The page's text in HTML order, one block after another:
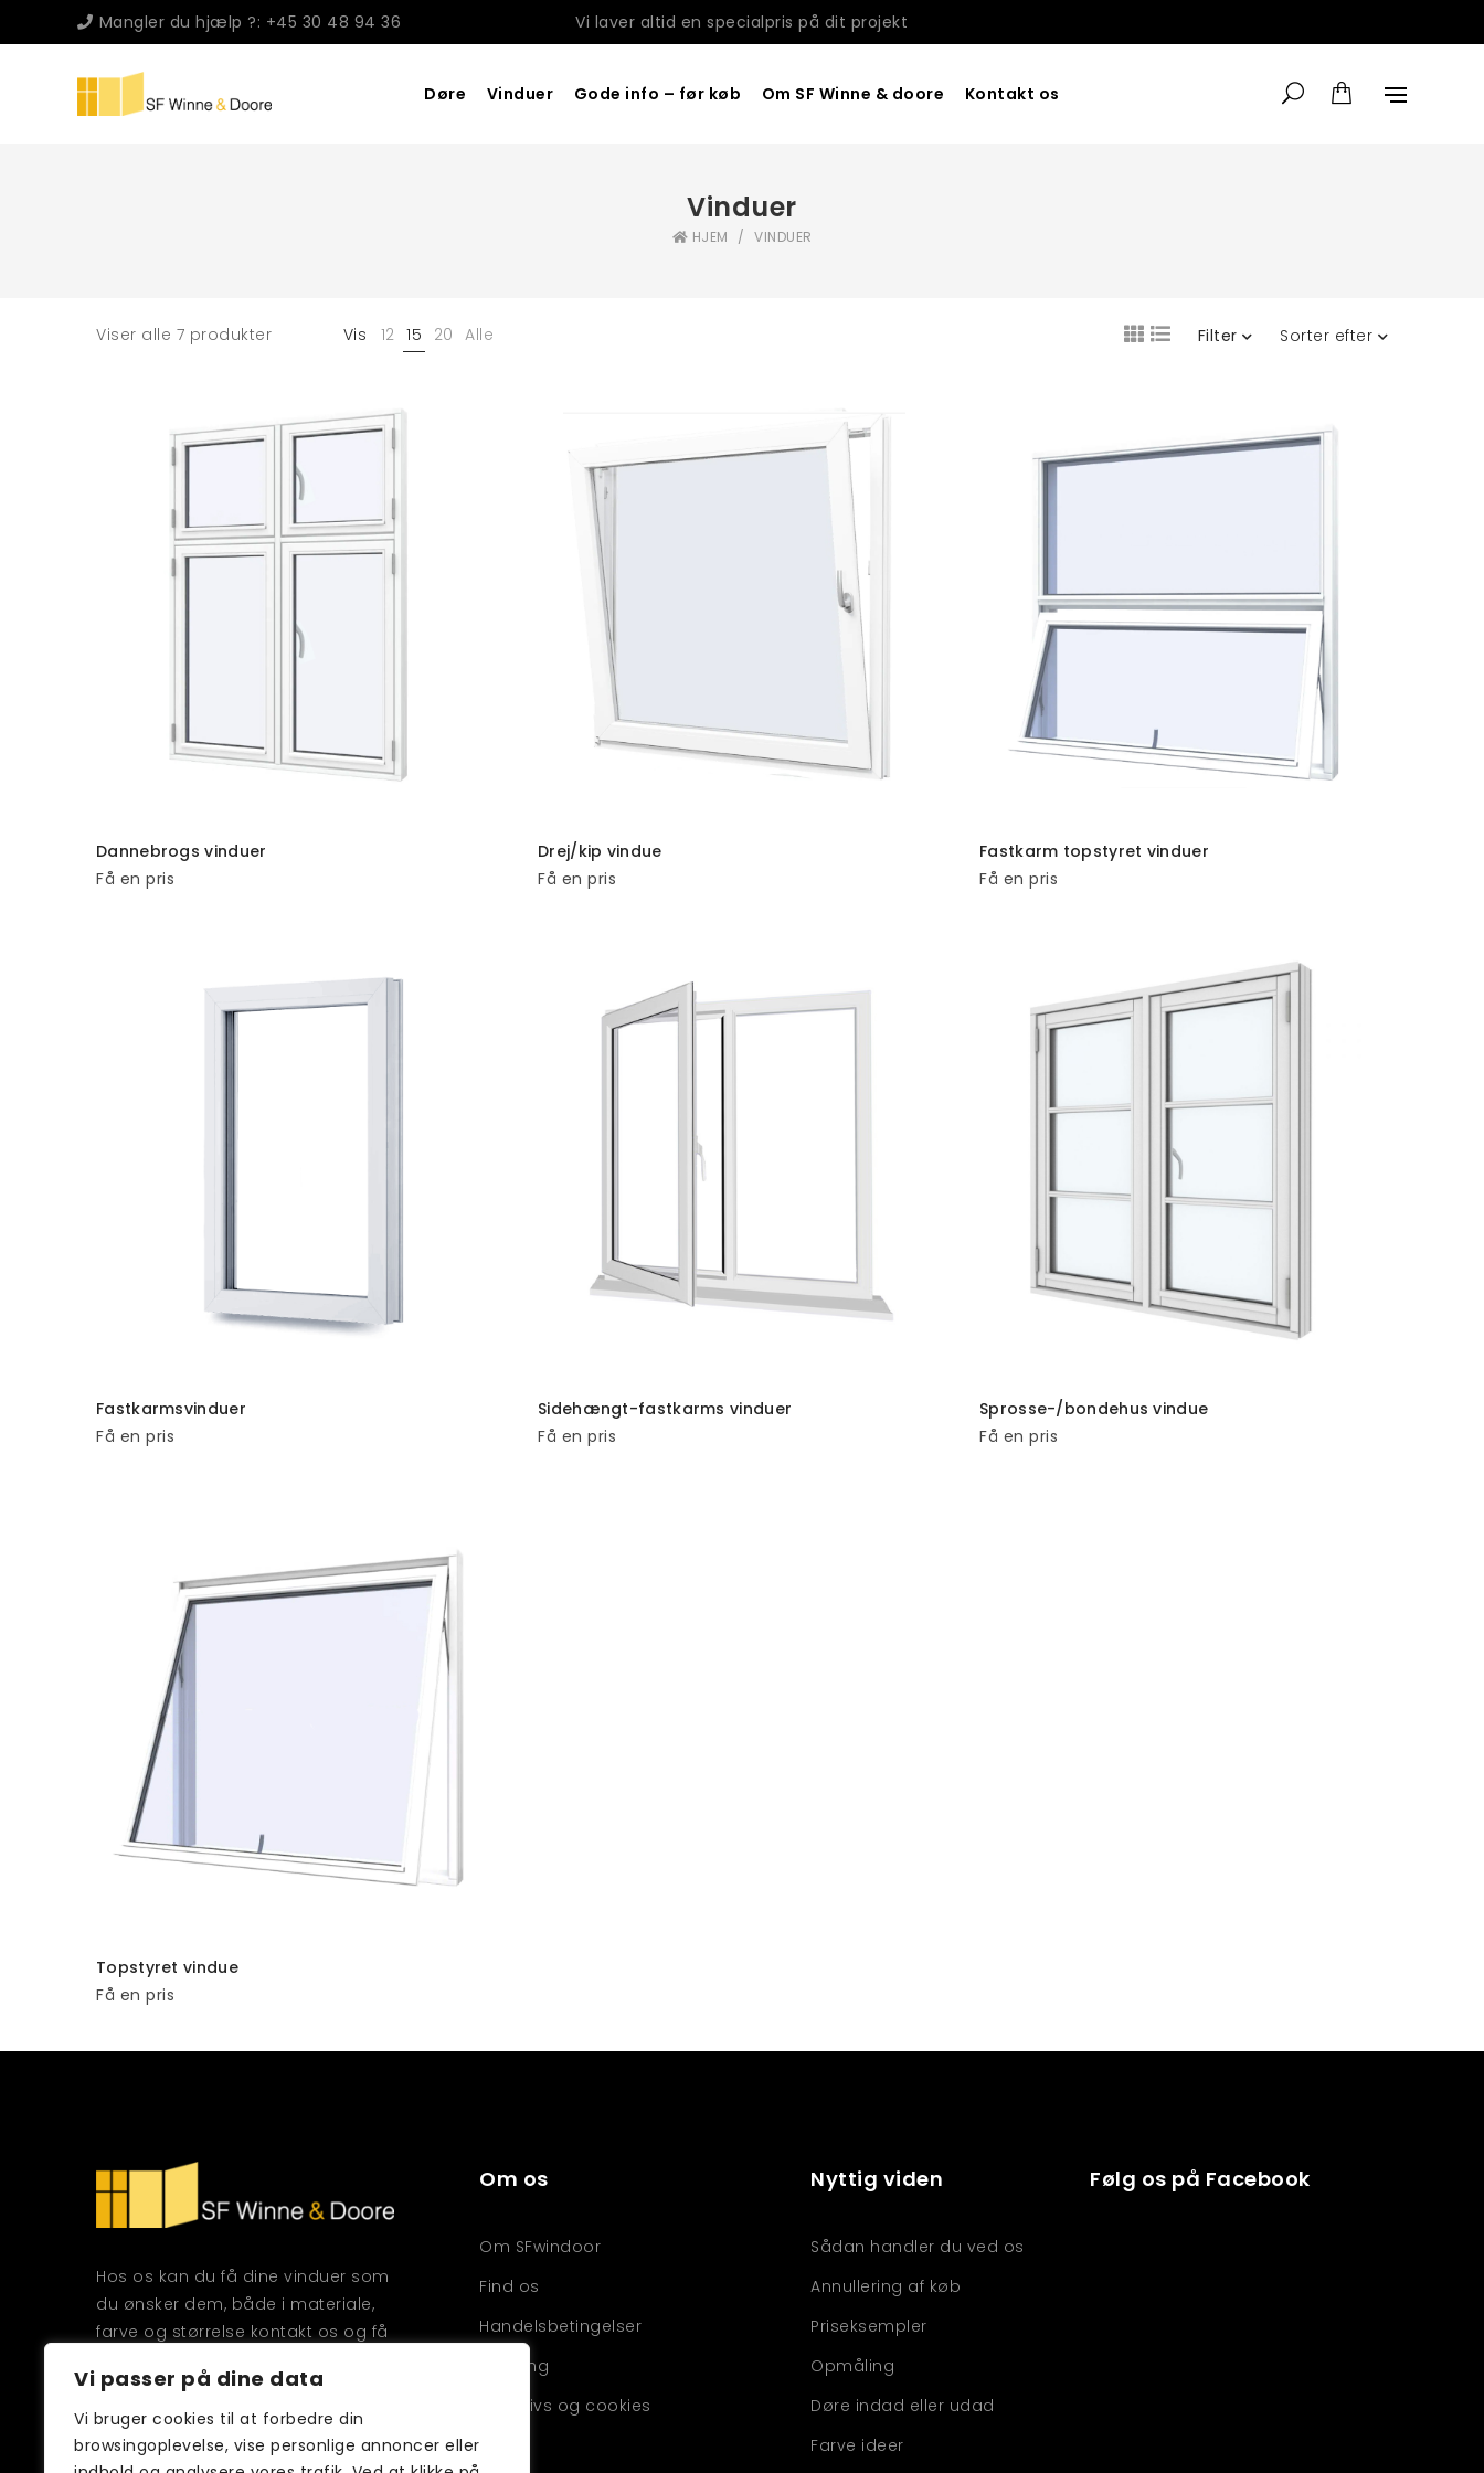
Vi passer på dine data
Vi bruger cookies til at forbedre din
browsingoplevelse, vise personlige annoncer eller
Mangler du hjælp ?: +45 30 48 94 36 Vi laver altid en specialpris på dit projekt
Døre Vinduer Gode info – før køb Om SF Winne & doore Kontakt os
Vinduer
HJEM / VINDUER
Viser alle 7 produkter Vis 12 15 20 Alle Filter Sorter efter
Dannebrogs vinduer
Få en pris
Drej/kip vindue
Få en pris
TILFØJ TIL KURV
Fastkarm topstyret vinduer
Få en pris
Fastkarmsvinduer
Få en pris
TILFØJ TIL KURV
Sidehængt-fastkarms vinduer
Få en pris
TILFØJ TIL KURV
Sprosse-/bondehus vindue
Få en pris
Topstyret vindue
Få en pris
Hos os kan du få dine vinduer som
du ønsker dem, både i materiale,
farve og størrelse kontakt os og få
Vestervej 17, 6230 Rødekro
+45 30 48 94 36
Om os
Om SFwindoor
Find os
Handelsbetingelser
Levering
Privatlivs og cookies
Nyttig viden
Sådan handler du ved os
Annullering af køb
Priseksempler
Opmåling
Døre indad eller udad
Farve ideer
Følg os på Facebook